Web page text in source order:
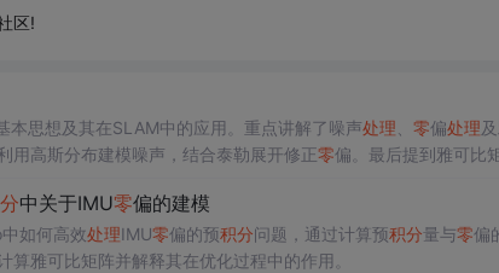
区!
本思想及其在SLAM中的应用。重点讲解了噪声处理 零偏处理
用高斯分布建模噪声，结合泰勒展开修正零偏。最后提到雅可比
中关于IMU零偏的建模
如何高效处理IMU零偏的预积分问题，通过计算预积分量与零偏
算雅可比矩阵并解释其在优化过程中的作用。